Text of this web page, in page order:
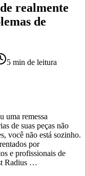
realmente
de
5 min de leitura
uma remessa
de suas peças não
você não está sozinho.
por
e profissionais de
Radius …